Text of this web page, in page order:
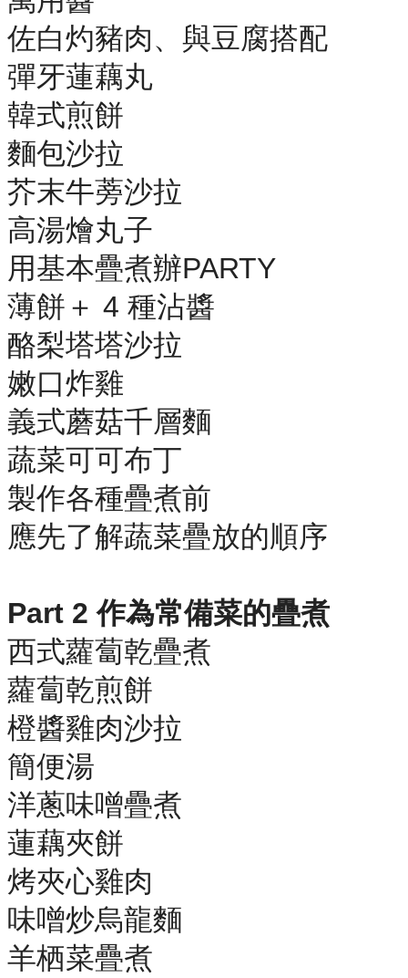
佐白灼豬肉、與豆腐搭配
彈牙蓮藕丸
韓式煎餅
麵包沙拉
芥末牛蒡沙拉
高湯燴丸子
用基本疊煮辦PARTY
薄餅＋ 4 種沾醬
酪梨塔塔沙拉
嫩口炸雞
義式蘑菇千層麵
蔬菜可可布丁
製作各種疊煮前
應先了解蔬菜疊放的順序
Part 2 作為常備菜的疊煮
西式蘿蔔乾疊煮
蘿蔔乾煎餅
橙醬雞肉沙拉
簡便湯
洋蔥味噌疊煮
蓮藕夾餅
烤夾心雞肉
味噌炒烏龍麵
羊栖菜疊煮